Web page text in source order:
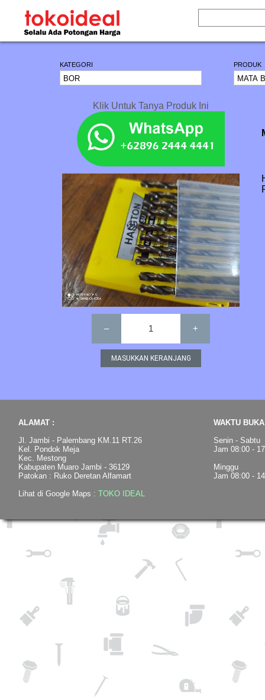
KATEGORI PRODUK
Klik Untuk Tanya Produk Ini
– 1 +
ALAMAT :
Jl. Jambi - Palembang KM.11 RT.26
Kel. Pondok Meja
Kec. Mestong
Kabupaten Muaro Jambi - 36129
Patokan : Ruko Deretan Alfamart
Lihat di Google Maps : TOKO IDEAL
WAKTU
Senin - Sabtu
Jam 08:00 -
Minggu
Jam 08:00 -